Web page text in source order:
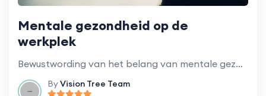
Mentale gezondheid op de
werkplek
Bewustwording van het belang van mentale gezondheid en hoe je goed voor jezelf kunt zorgen in een veeleisende werkomgeving.
ByVision Tree Team